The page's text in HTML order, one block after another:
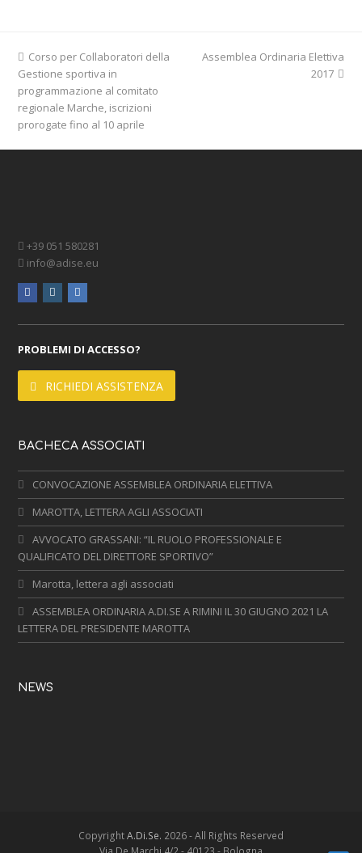
previous
post:
Corso per Collaboratori della
Gestione sportiva in
programmazione al comitato
regionale Marche, iscrizioni
prorogate fino al 10 aprile
next
Assemblea Ordinaria Elettiva
2017
+39 051 580281
info@adise.eu
facebookinstagram
PROBLEMI DI ACCESSO?
RICHIEDI ASSISTENZA
BACHECA ASSOCIATI
CONVOCAZIONE ASSEMBLEA ORDINARIA ELETTIVA
MAROTTA, LETTERA AGLI ASSOCIATI
AVVOCATO GRASSANI: “IL RUOLO PROFESSIONALE E
QUALIFICATO DEL DIRETTORE SPORTIVO”
Marotta, lettera agli associati
ASSEMBLEA ORDINARIA A.DI.SE A RIMINI IL 30 GIUGNO 2021 LA
LETTERA DEL PRESIDENTE MAROTTA
NEWS
CopyrightA.Di.Se. 2026 - All Rights Reserved